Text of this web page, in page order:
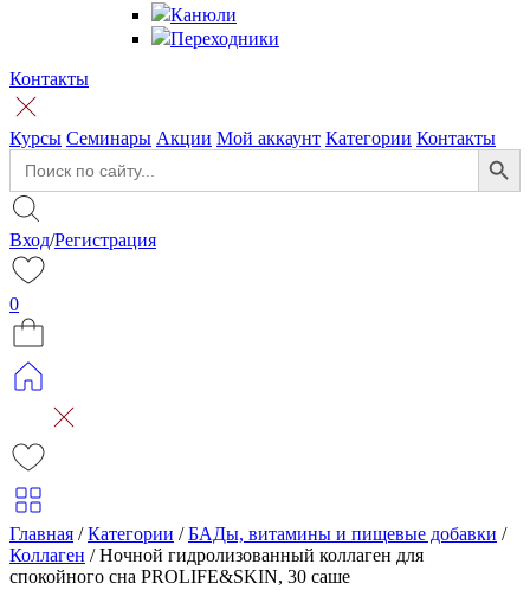
Канюли
Переходники
Контакты
Курсы Семинары Акции Мой аккаунт Категории Контакты
Search
for:
Search Button
Вход/Регистрация
0
Главная /Категории /БАДы, витамины и пищевые добавки /
Коллаген /Ночной гидролизованный коллаген для
спокойного сна PROLIFE&SKIN, 30 саше